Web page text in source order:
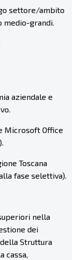
settore/ambito
medio-grandi.
aziendale e
Microsoft Office
Toscana
fase selettiva).
nella
dei
Struttura
cassa,